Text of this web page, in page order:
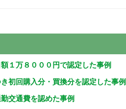
１万８０００円で認定した事例
初回購入分・買換分を認定した事例
交通費を認めた事例